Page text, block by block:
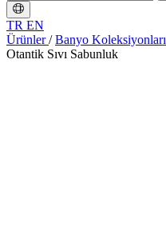
TR EN
Ürünler/ Banyo Koleksiyonları
Otantik Sıvı Sabunluk